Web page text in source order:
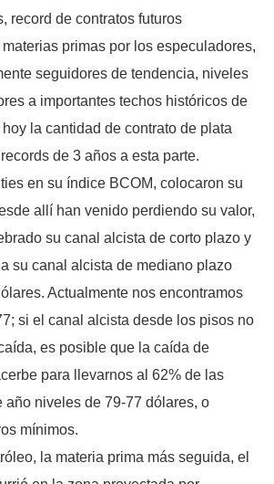
record de contratos futuros
primas por los especuladores,
seguidores de tendencia, niveles
a importantes techos históricos de
la cantidad de contrato de plata
de 3 años a esta parte.
en su índice BCOM, colocaron su
allí han venido perdiendo su valor,
su canal alcista de corto plazo y
su canal alcista de mediano plazo
Actualmente nos encontramos
si el canal alcista desde los pisos no
es posible que la caída de
para llevarnos al 62% de las
año niveles de 79-77 dólares, o
mínimos.
la materia prima más seguida, el